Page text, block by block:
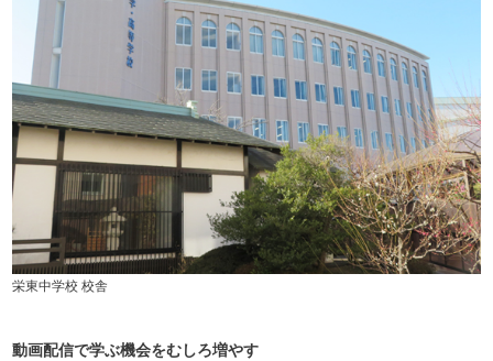
栄東中学校 校舎
動画配信で学ぶ機会をむしろ増やす